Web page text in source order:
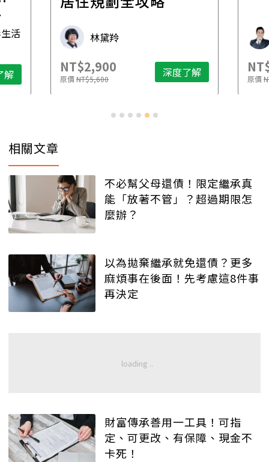
活
解
林黛羚
NT$2,900
原價NT$5,600 深度了解 原價
相關文章
不必幫父母還債！限定繼承真
能「放著不管」？超過期限怎
麼辦？
以為拋棄繼承就免還債？更多
麻煩事在後面！先考慮這8件事
再決定
財富傳承善用一工具！可指
定、可更改、有保障、現金不
卡死！